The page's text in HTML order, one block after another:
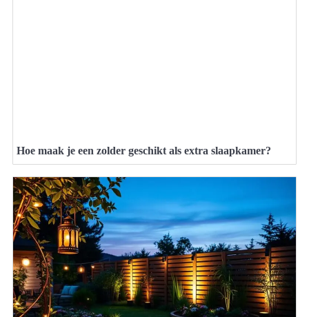
Hoe maak je een zolder geschikt als extra slaapkamer?